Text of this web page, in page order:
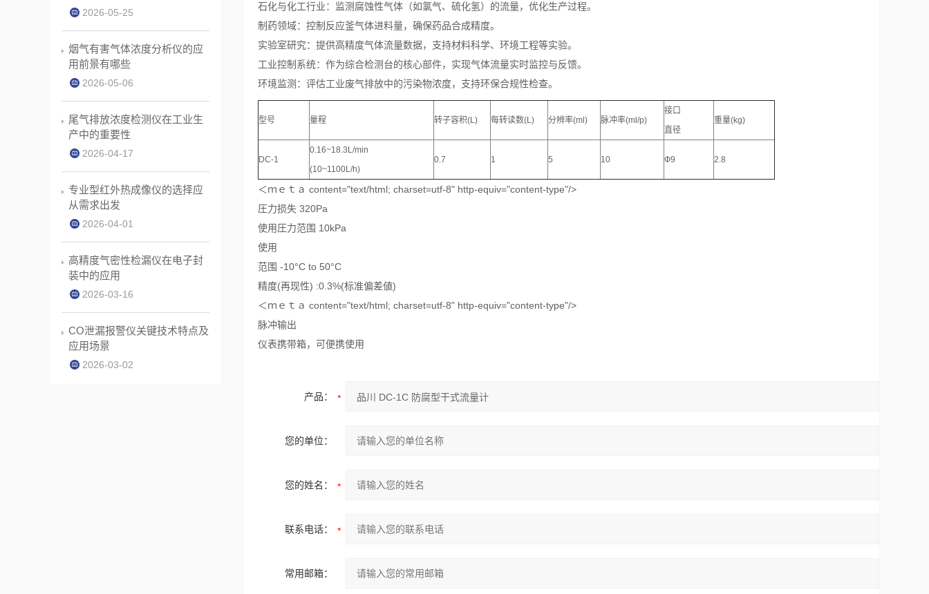
石化与化工行业：监测腐蚀性气体（如氯气、硫化氢）的流量，优化生产过程。
制药领域：控制反应釜气体进料量，确保药品合成精度。
实验室研究：提供高精度气体流量数据，支持材料科学、环境工程等实验。
工业控制系统：作为综合检测台的核心部件，实现气体流量实时监控与反馈。
环境监测：评估工业废气排放中的污染物浓度，支持环保合规性检查。
型号 量程 转子容积(L) 每转读数(L) 分辨率(ml) 脉冲率(ml/p)
接口
直径
重量(kg)
DC-1
0.16~18.3L/min
(10~1100L/h)
0.7 1 5 10 Ф9 2.8
＜ｍｅｔａ content="text/html; charset=utf-8" http-equiv="content-type"/>
圧力损失 320Pa
使用圧力范围 10kPa
使用
范围 -10°C to 50°C
精度(再现性) :0.3%(标准偏差値)
＜ｍｅｔａ content="text/html; charset=utf-8" http-equiv="content-type"/>
脉冲输出
仪表携带箱，可便携使用
产品：
您的单位：
您的姓名：
联系电话：
常用邮箱：
2026-05-25
烟气有害气体浓度分析仪的应
用前景有哪些
2026-05-06
尾气排放浓度检测仪在工业生
产中的重要性
2026-04-17
专业型红外热成像仪的选择应
从需求出发
2026-04-01
高精度气密性检漏仪在电子封
装中的应用
2026-03-16
CO泄漏报警仪关键技术特点及
应用场景
2026-03-02